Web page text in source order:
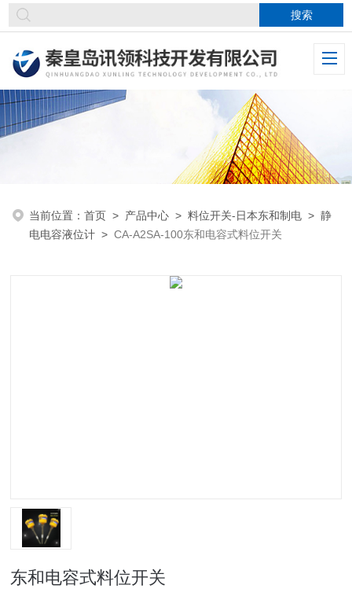
当前位置：首页 > 产品中心 >料位开关-日本东和制电 >静
电电容液位计 >CA-A2SA-100东和电容式料位开关
东和电容式料位开关